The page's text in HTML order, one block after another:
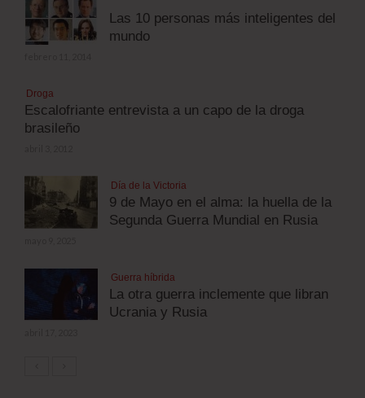
Las 10 personas más inteligentes del
mundo
Droga
Escalofriante entrevista a un capo de la droga
brasileño
Día de la Victoria
9 de Mayo en el alma: la huella de la
Segunda Guerra Mundial en Rusia
Guerra híbrida
La otra guerra inclemente que libran
Ucrania y Rusia